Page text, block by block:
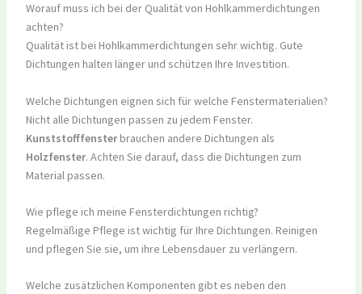
Worauf muss ich bei der Qualität von Hohlkammerdichtungen
achten?
Qualität ist bei Hohlkammerdichtungen sehr wichtig. Gute
Dichtungen halten länger und schützen Ihre Investition.
Welche Dichtungen eignen sich für welche Fenstermaterialien?
Nicht alle Dichtungen passen zu jedem Fenster.
Kunststofffensterbrauchen andere Dichtungen als
Holzfenster. Achten Sie darauf, dass die Dichtungen zum
Material passen.
Wie pflege ich meine Fensterdichtungen richtig?
Regelmäßige Pflege ist wichtig für Ihre Dichtungen. Reinigen
und pflegen Sie sie, um ihre Lebensdauer zu verlängern.
Welche zusätzlichen Komponenten gibt es neben den